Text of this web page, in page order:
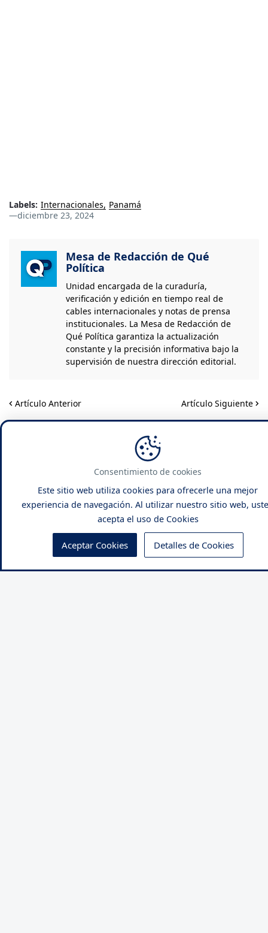
Labels: Internacionales Panamá
—diciembre 23, 2024
Mesa de Redacción de Qué
Política
Unidad encargada de la curaduría,
verificación y edición en tiempo real de
cables internacionales y notas de prensa
institucionales. La Mesa de Redacción de
Qué Política garantiza la actualización
constante y la precisión informativa bajo la
supervisión de nuestra dirección editorial.
Artículo Anterior Artículo Siguiente
MINERD
MINERD responde
cuando iniciará pagos de
incentivos docentes
NACIONALES
Propone eliminar la
Consentimiento de cookies
Este sitio web utiliza cookies para ofrecerle una mejor
experiencia de navegación. Al utilizar nuestro sitio web,
acepta el uso de Cookies
Aceptar Cookies Detalles de Cookies